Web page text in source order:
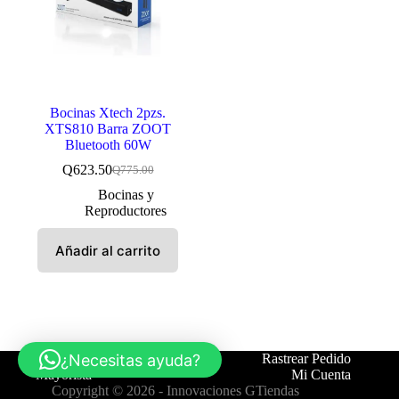
Bocinas Xtech 2pzs.
XTS810 Barra ZOOT
Bluetooth 60W
Q775.00
El
precio
original
era:
Q623.50El
precio
actual
es:
Bocinas y
Reproductores
Añadir al carrito
Tienda Contáctanos
Rastrear Pedido
Mayorista
Mi Cuenta
Copyright © 2026 - Innovaciones GTiendas
¿Necesitas ayuda?